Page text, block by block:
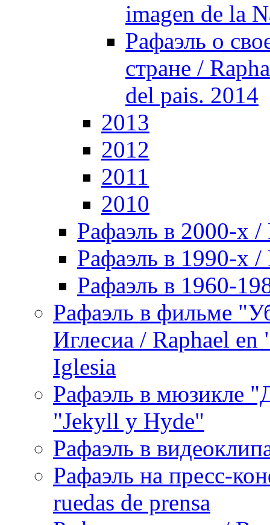
imagen de la
Рафаэль о
стране /
del pais. 2014
2013
2012
2011
2010
Рафаэль в 2000-х /
Рафаэль в 1990-х /
Рафаэль в 1960-
Рафаэль в фильме
Иглесиа / Raphael
Iglesia
Рафаэль в мюзикле
"Jekyll y Hyde"
Рафаэль в
Рафаэль на пресс-
ruedas de prensa